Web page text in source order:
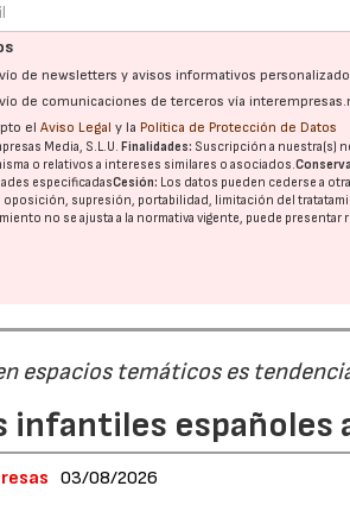
de newsletters y avisos informativos
de comunicaciones de terceros vía
elAviso Legal y la Política de Protección de Datos
Media, S.L.U. Finalidades: Suscripción a nuestra(s)
o relativos a intereses similares o asociados.
especificadasCesión: Los datos pueden cederse a
supresión, portabilidad, limitación del
no se ajusta a la normativa vigente, puede presentar
espacios temáticos es
infantiles españoles
03/08/2026